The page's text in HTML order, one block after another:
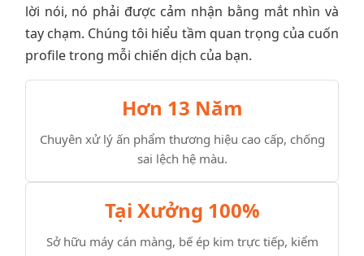
lời nói, nó phải được cảm nhận bằng mắt nhìn và
tay chạm. Chúng tôi hiểu tầm quan trọng của cuốn
profile trong mỗi chiến dịch của bạn.
Hơn 13 Năm
Chuyên xử lý ấn phẩm thương hiệu cao cấp, chống
sai lệch hệ màu.
Tại Xưởng 100%
Sở hữu máy cán màng, bế ép kim trực tiếp, kiểm